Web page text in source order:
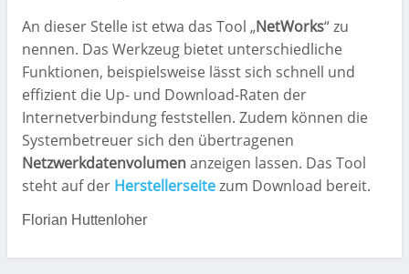
An dieser Stelle ist etwa das Tool „NetWorks“ zu
nennen. Das Werkzeug bietet unterschiedliche
Funktionen, beispielsweise lässt sich schnell und
effizient die Up- und Download-Raten der
Internetverbindung feststellen. Zudem können die
Systembetreuer sich den übertragenen
Netzwerkdatenvolumenanzeigen lassen. Das Tool
steht auf der Herstellerseitezum Download bereit.
Florian Huttenloher